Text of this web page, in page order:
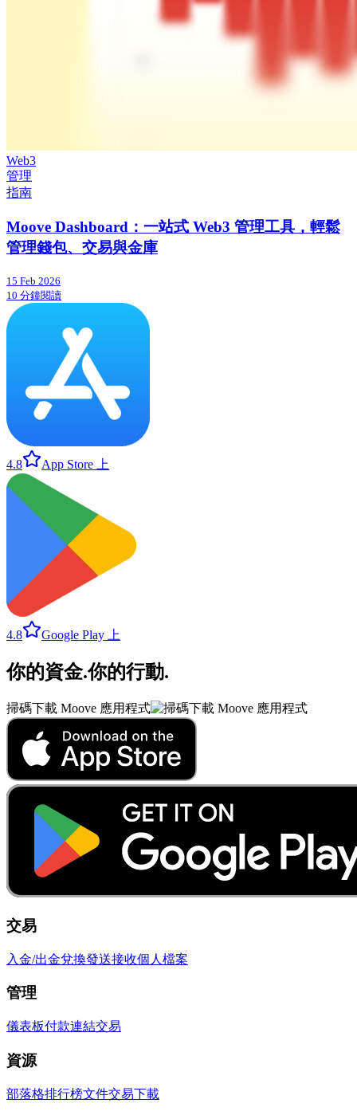
Web3
管理
指南
Moove Dashboard：一站式 Web3 管理工具，輕鬆
管理錢包、交易與金庫
15 Feb 2026
10 分鐘閱讀
4.8 App Store 上
4.8 Google Play 上
你的資金.你的行動.
掃碼下載 Moove 應用程式
交易
入金/出金兌換發送接收個人檔案
管理
儀表板付款連結交易
資源
部落格排行榜文件交易下載